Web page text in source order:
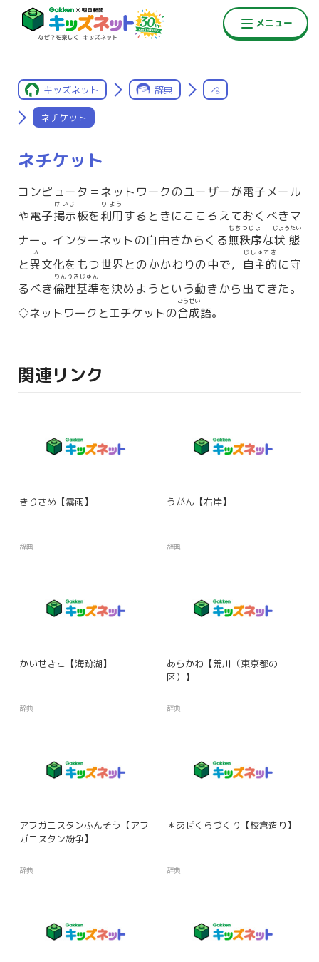
キッズネット 辞典 ね
ネチケット
ネチケット
コンピュータ＝ネットワークのユーザーが電子メール
や電子掲示
けいじ
板を利用
りよう
するときにこころえておくべきマ
ナー。インターネットの自由さからくる無秩序
むちつじょ
な状態
じょうたい
と異
い
文化をもつ世界とのかかわりの中で， 自主的
じしゅてき
に守
るべき倫理基準
りんりきじゅん
を決めようという動きから出てきた。
◇ネットワークとエチケットの合成
ごうせい
語。
関連リンク
きりさめ【霧雨】
辞典
うがん【右岸】
辞典
かいせきこ【海跡湖】
辞典
あらかわ【荒川（東京都の
区）】
辞典
アフガニスタンふんそう【アフ
ガニスタン紛争】
辞典
＊あぜくらづくり【校倉造り】
辞典